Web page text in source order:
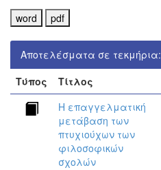
Αποτελέσματα σε τεκμήρια:
Τύπος
Τίτλος
Η επαγγελματική
μετάβαση των
πτυχιούχων των
φιλοσοφικών
σχολών